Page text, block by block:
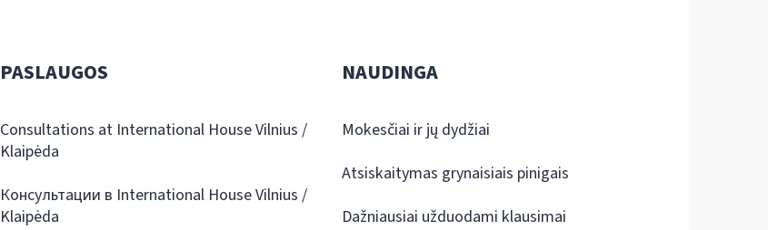
PASLAUGOS
Consultations at International House Vilnius /
Klaipėda
Консультации в International House Vilnius /
Klaipėda
NAUDINGA
Mokesčiai ir jų dydžiai
Atsiskaitymas grynaisiais pinigais
Dažniausiai užduodami klausimai